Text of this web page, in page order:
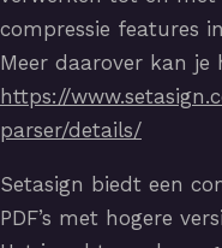
compressie features
Meer daarover kan je
https://
parser/details/
Setasign biedt een
PDF’s met hogere